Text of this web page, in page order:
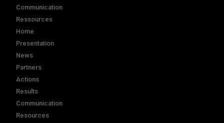
Communication
Ressources
Home
Presentation
News
Partners
Actions
Results
Communication
Resources